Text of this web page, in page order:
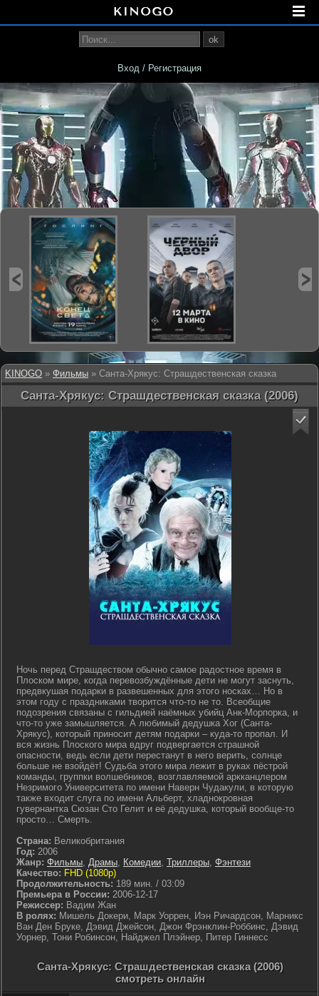
KINOGO » Фильмы » Санта-Хрякус: Страшдественская сказка
Санта-Хрякус: Страшдественская сказка (2006)
Ночь перед Страшдеством обычно самое радостное время в
Плоском мире, когда перевозбуждённые дети не могут заснуть,
предвкушая подарки в развешенных для этого носках… Но в
этом году с праздниками творится что-то не то. Всеобщие
подозрения связаны с гильдией наёмных убийц Анк-Морпорка, и
что-то уже замышляется. А любимый дедушка Хог (Санта-
Хрякус), который приносит детям подарки – куда-то пропал. И
вся жизнь Плоского мира вдруг подвергается страшной
опасности, ведь если дети перестанут в него верить, солнце
больше не взойдёт! Судьба этого мира лежит в руках пёстрой
команды, группки волшебников, возглавляемой аркканцлером
Незримого Университета по имени Наверн Чудакули, в которую
также входит слуга по имени Альберт, хладнокровная
гувернантка Сюзан Сто Гелит и её дедушка, который вообще-то
просто… Смерть.
Страна: Великобритания
Год: 2006
Жанр: Фильмы, Драмы, Комедии, Триллеры, Фэнтези
Качество: FHD (1080p)
Продолжительность: 189 мин. / 03:09
Премьера в России: 2006-12-17
Режиссер: Вадим Жан
В ролях: Мишель Докери, Марк Уоррен, Иэн Ричардсон, Марникс
Ван Ден Бруке, Дэвид Джейсон, Джон Фрэнклин-Роббинс, Дэвид
Уорнер, Тони Робинсон, Найджел Плэйнер, Питер Гиннесс
Санта-Хрякус: Страшдественская сказка (2006)
смотреть онлайн
ok
Вход / Регистрация